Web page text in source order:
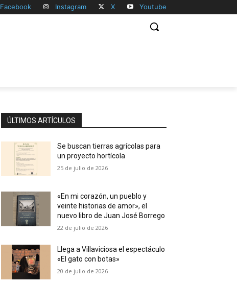
Facebook Instagram X Youtube
ÚLTIMOS ARTÍCULOS
Se buscan tierras agrícolas para
un proyecto hortícola
25 de julio de 2026
«En mi corazón, un pueblo y
veinte historias de amor», el
nuevo libro de Juan José Borrego
22 de julio de 2026
Llega a Villaviciosa el espectáculo
«El gato con botas»
20 de julio de 2026